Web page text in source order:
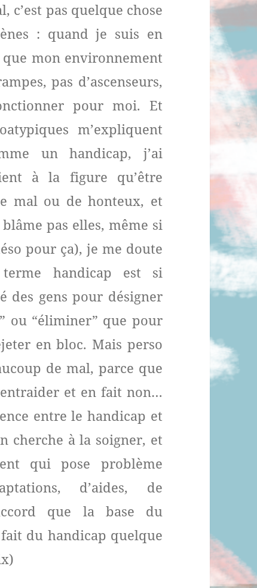
c’est pas quelque chose
: quand je suis en
mon environnement
pas d’ascenseurs,
pour moi. Et
m’expliquent
un handicap, j’ai
à la figure qu’être
mal ou de honteux, et
pas elles, même si
pour ça), je me doute
handicap est si
gens pour désigner
ou “éliminer” que pour
en bloc. Mais perso
de mal, parce que
et en fait non…
entre le handicap et
cherche à la soigner, et
qui pose problème
d’aides, de
que la base du
du handicap quelque